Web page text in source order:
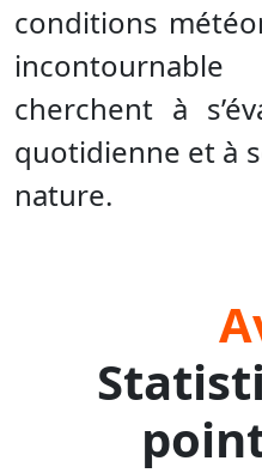
conditions
cherchent à
quotidienne et à
nature.